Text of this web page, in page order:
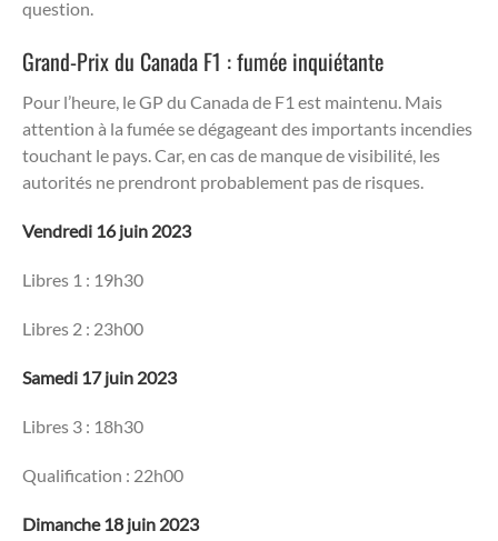
question.
Grand-Prix du Canada F1 : fumée inquiétante
Pour l’heure, le GP du Canada de F1 est maintenu. Mais
attention à la fumée se dégageant des importants incendies
touchant le pays. Car, en cas de manque de visibilité, les
autorités ne prendront probablement pas de risques.
Vendredi 16 juin 2023
Libres 1 : 19h30
Libres 2 : 23h00
Samedi 17 juin 2023
Libres 3 : 18h30
Qualification : 22h00
Dimanche 18 juin 2023